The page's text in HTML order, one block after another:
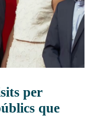
per
que